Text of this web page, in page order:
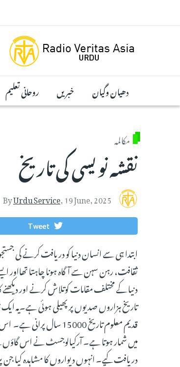
دھیان وگیان خبریں روحانی تعلیم
مکالمہ
نقشہ نویسی کی تاریخ
ByUrdu Service,19 June, 2025
Tweet
ابتدا ہی سے انسان دنیا کو دریافت کرنے کی
ثقافت، رہن سہن سے آگاہ ہونا چاہتا تھااور
دنیا کے مختلف مقامات کوتلاش کرنے اور
تاریخ ہزاروں صدیوں پر پھیلی ہوئی ہے۔یہ ایک
قدیم معلوم تاریخ
میں شمار ہوتا ہے۔ آرکیالوجسٹ نے اس
دریافت کیے۔ انہوں دیواروں کا مشاہدہ کیا جن